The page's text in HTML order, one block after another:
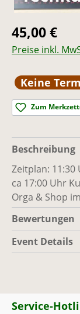
Regulärer Preis:
45,00 €
Preise inkl.
Keine
Zum
Beschreibung
Zeitplan: 11:30
ca 17:00 Uhr
Orga & Shop
Bewertungen
Event Details
Service-